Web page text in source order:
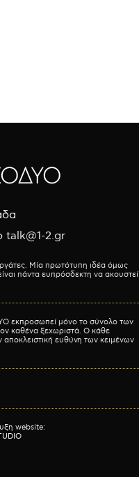
talk@1-2.gr
Μία πρωτότυπη ιδέα όμως
πάντα ευπρόσδεκτη να ακουστεί
εκπροσωπεί μόνο το σύνολο των
καθένα ξεχωριστά. Ο κάθε
ευθύνη των κειμένων
website: